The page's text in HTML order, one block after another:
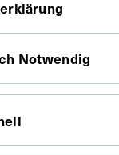
cm
Notwendig